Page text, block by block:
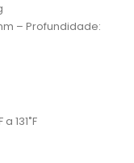
– Profundidade:
131˚F